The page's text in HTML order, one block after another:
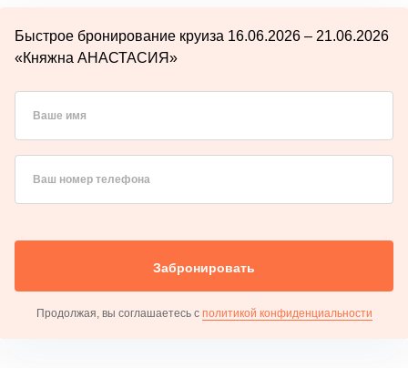
Быстрое бронирование круиза 16.06.2026 – 21.06.2026
«Княжна АНАСТАСИЯ»
Ваше имя
Ваш номер телефона
Забронировать
Продолжая, вы соглашаетесь с политикой конфиденциальности